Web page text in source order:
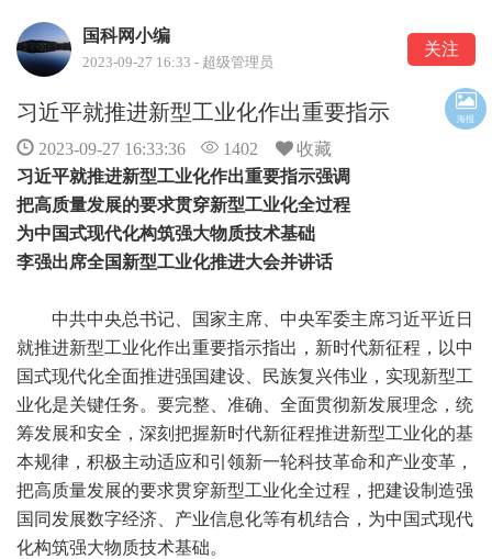
国科网小编
2023-09-27 16:33 - 超级管理员
关注
习近平就推进新型工业化作出重要指示
2023-09-27 16:33:36 1402
收藏
习近平就推进新型工业化作出重要指示强调
把高质量发展的要求贯穿新型工业化全过程
为中国式现代化构筑强大物质技术基础
李强出席全国新型工业化推进大会并讲话
中共中央总书记、国家主席、中央军委主席习近平近日
就推进新型工业化作出重要指示指出，新时代新征程，以中
国式现代化全面推进强国建设、民族复兴伟业，实现新型工
业化是关键任务。要完整、准确、全面贯彻新发展理念，统
筹发展和安全，深刻把握新时代新征程推进新型工业化的基
本规律，积极主动适应和引领新一轮科技革命和产业变革，
把高质量发展的要求贯穿新型工业化全过程，把建设制造强
国同发展数字经济、产业信息化等有机结合，为中国式现代
化构筑强大物质技术基础。
海报